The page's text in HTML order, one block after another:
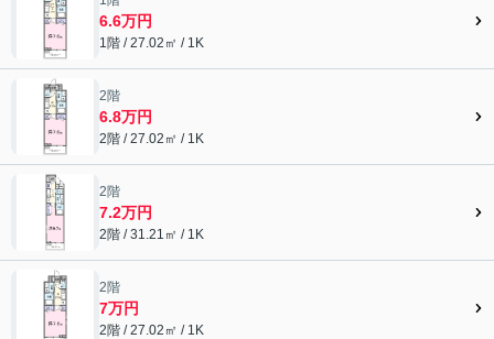
6.6万円
1階 / 27.02㎡ / 1K
2階
6.8万円
2階 / 27.02㎡ / 1K
2階
7.2万円
2階 / 31.21㎡ / 1K
2階
7万円
2階 / 27.02㎡ / 1K